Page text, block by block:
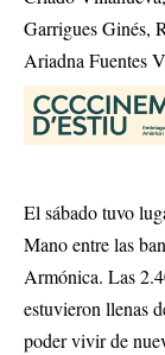
Garrigues Ginés,
Ariadna Fuentes
El sábado tuvo
Mano entre las
Armónica. Las
estuvieron llenas
poder vivir de